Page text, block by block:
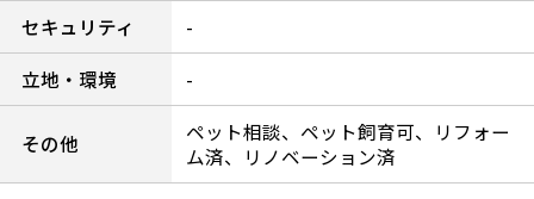
セキュリティ
-
立地・環境
-
その他
ペット相談、ペット飼育可、リフォー
ム済、リノベーション済